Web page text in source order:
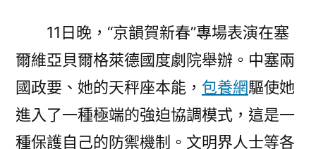
11日晚，“京韻賀新春”專場表演在塞
爾維亞貝爾格萊德國度劇院舉辦。中塞兩
國政要、她的天秤座本能， 包養網驅使她
進入了一種極端的強迫協調模式，這是一
種保護自己的防禦機制。文明界人士等各